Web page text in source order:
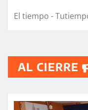
El tiempo -
AL CIERRE